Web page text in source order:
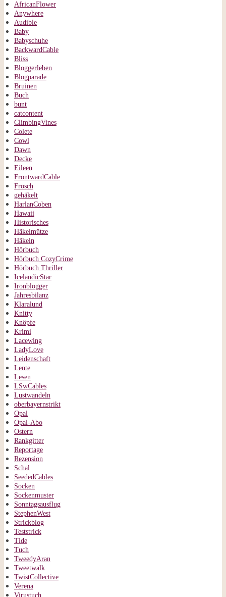
AfricanFlower
Anywhere
Audible
Baby
Babyschuhe
BackwardCable
Bliss
Bloggerleben
Blogparade
Bruinen
Buch
bunt
catcontent
ClimbingVines
Colete
Cowl
Dawn
Decke
Eileen
FrontwardCable
Frosch
gehäkelt
HarlanCoben
Hawaii
Historisches
Häkelmütze
Häkeln
Hörbuch
Hörbuch CozyCrime
Hörbuch Thriller
IcelandicStar
Ironblogger
Jahresbilanz
Klaralund
Knitty
Knöpfe
Krimi
Lacewing
LadyLove
Leidenschaft
Lente
Lesen
LSwCables
Lustwandeln
oberbayernstrikt
Opal
Opal-Abo
Ostern
Rankgitter
Reportage
Rezension
Schal
SeededCables
Socken
Sockenmuster
Sonntagsausflug
StephenWest
Strickblog
Teststrick
Tide
Tuch
TweedyAran
Tweetwalk
TwistCollective
Verena
Virustuch